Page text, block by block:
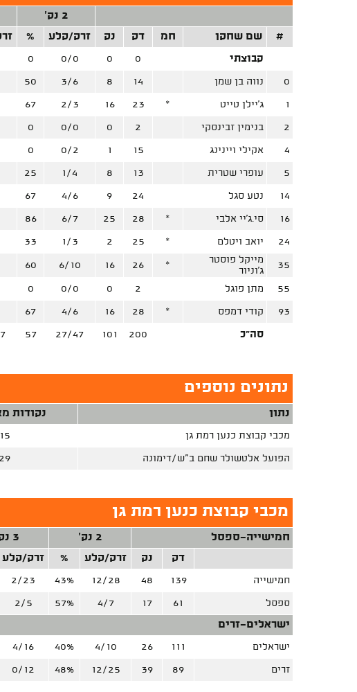
2 נק'
#
שם שחקן חמ דק נק זרק/קלע %
קבוצתי 0
0
0/0
0
0 נווה בן שמן 14
8
3/6
50
1 ג'יילן טייט *
23
16
2/3
67
2 בנימין זבינסקי 2
0
0/0
0
4 אקילי ויינינג 15
1
0/2
0
5 עופרי שטרית 13
8
1/4
25
14 נטע סגל 24
9
4/6
67
16 סי.ג'יי אלבי *
28
25
6/7
86
24 יואב ויטלם *
25
2
1/3
33
35
מייקל פוסטר
ג'וניור
*
26
16
6/10
60
55 מתן פוגל 2
0
0/0
0
93 קודי דמפס *
28
16
4/6
67
סה"כ 200
101
27/47
57
נתונים נוספים
נתון נקודות
מכבי קבוצת כנען רמת גן 15
הפועל אלטשולר שחם ב"ש/דימונה 29
מכבי קבוצת כנען רמת גן
חמישייה-ספסל 2 נק' 3 נק'
דק
נק זרק/קלע % זרק/קלע
חמישייה 139
48
12/28
43%
2/23
ספסל 61
17
4/7
57%
2/5
ישראלים-זרים
ישראלים 111
26
4/10
40%
4/16
זרים 89
39
12/25
48%
0/12